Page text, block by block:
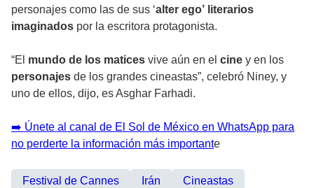
personajes como las de sus ‘alter ego’ literarios
imaginados por la escritora protagonista.
“El mundo de los matices vive aún en el cine y en los
personajes de los grandes cineastas”, celebró Niney, y
uno de ellos, dijo, es Asghar Farhadi.
➡️ Únete al canal de El Sol de México en WhatsApp para
no perderte la información más importante
Festival de Cannes Irán Cineastas